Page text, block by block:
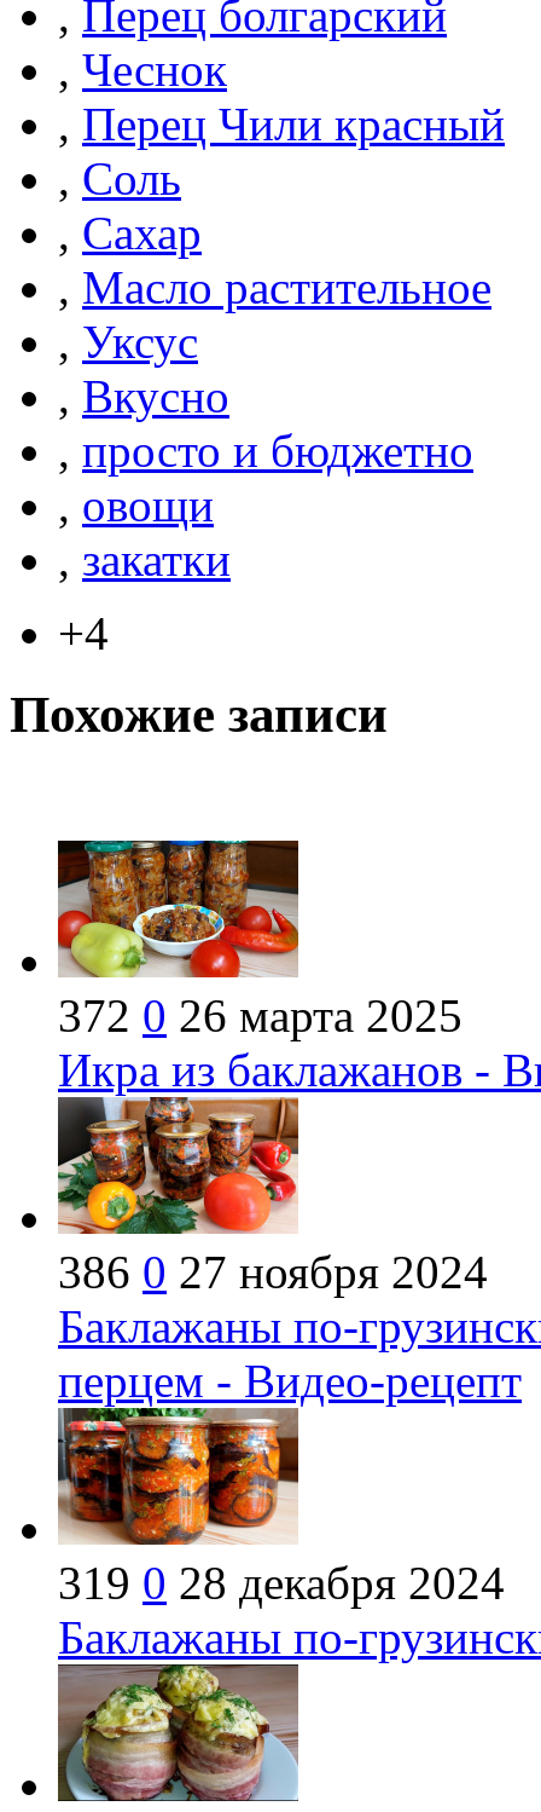
, Перец болгарский
, Чеснок
, Перец Чили красный
, Соль
, Сахар
, Масло растительное
, Уксус
, Вкусно
, просто и бюджетно
, овощи
, закатки
+4
Похожие записи
372 0 26 марта 2025
Икра из баклажанов -
386 0 27 ноября 2024
Баклажаны по-
перцем - Видео-рецепт
319 0 28 декабря 2024
Баклажаны по-